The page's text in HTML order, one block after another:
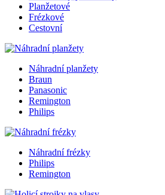
Planžetové
Frézkové
Cestovní
Náhradní planžety
Braun
Panasonic
Remington
Philips
Náhradní frézky
Philips
Remington